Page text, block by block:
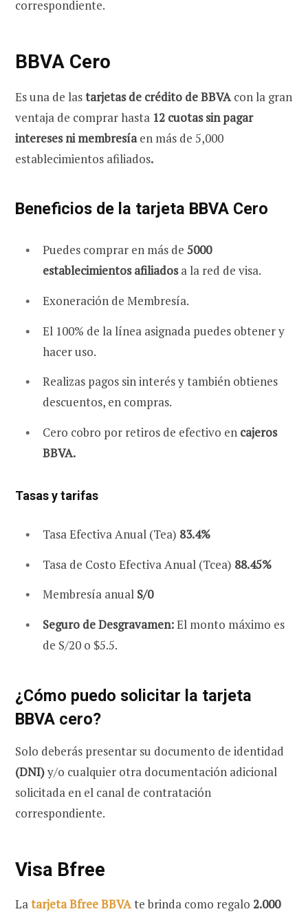
correspondiente.
BBVA Cero
Es una de lastarjetas de crédito de BBVA con la gran
ventaja de comprar hasta 12 cuotas sin pagar
intereses ni membresíaen más de 5,000
establecimientos afiliados.
Beneficios de la tarjeta BBVA Cero
Puedes comprar en más de 5000
establecimientos afiliadosa la red de visa.
Exoneración de Membresía.
El 100% de la línea asignada puedes obtener y
hacer uso.
Realizas pagos sin interés y también obtienes
descuentos, en compras.
Cero cobro por retiros de efectivo en cajeros
BBVA.
Tasas y tarifas
Tasa Efectiva Anual (Tea) 83.4%
Tasa de Costo Efectiva Anual (Tcea) 88.45%
Membresía anual S/0
Seguro de Desgravamen:El monto máximo es
de S/20 o $5.5.
¿Cómo puedo solicitar la tarjeta
BBVA cero?
Solo deberás presentar su documento de identidad
(DNI)y/o cualquier otra documentación adicional
solicitada en el canal de contratación
correspondiente.
Visa Bfree
Latarjeta Bfree BBVAte brinda como regalo 2.000